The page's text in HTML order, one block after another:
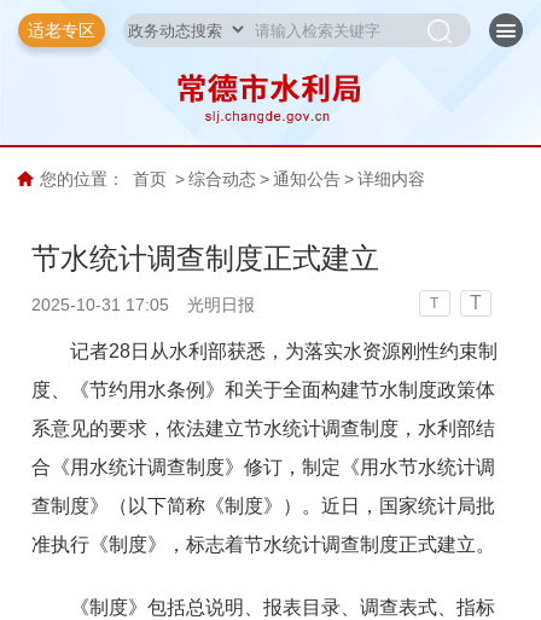
适老专区
您的位置： 首页 > 综合动态 > 通知公告 > 详细内容
节水统计调查制度正式建立
2025-10-31 17:05 光明日报 T T
记者28日从水利部获悉，为落实水资源刚性约束制
度、《节约用水条例》和关于全面构建节水制度政策体
系意见的要求，依法建立节水统计调查制度，水利部结
合《用水统计调查制度》修订，制定《用水节水统计调
查制度》（以下简称《制度》）。近日，国家统计局批
准执行《制度》，标志着节水统计调查制度正式建立。
《制度》包括总说明、报表目录、调查表式、指标